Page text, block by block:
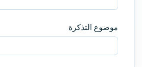
موضوع التذكرة